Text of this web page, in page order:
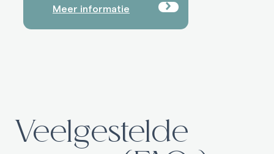
Meer informatie
Veelgestelde